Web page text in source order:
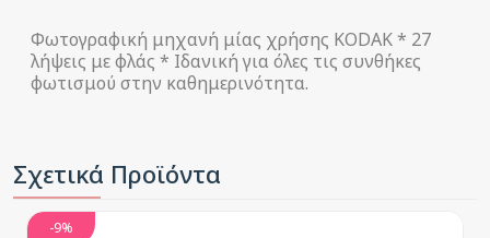
Φωτογραφική μηχανή μίας χρήσης KODAK * 27
λήψεις με φλάς * Ιδανική για όλες τις συνθήκες
φωτισμού στην καθημερινότητα.
Σχετικά Προϊόντα
-9%